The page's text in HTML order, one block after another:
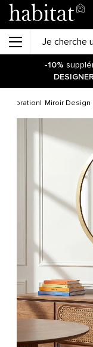
-10%
décoration Miroir Design